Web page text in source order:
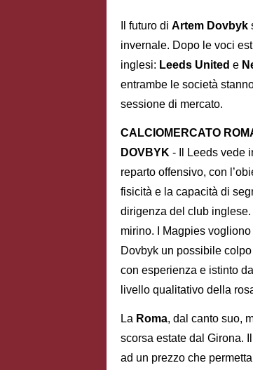
Il futuro di Artem Dovbyk
invernale. Dopo le voci
inglesi: Leeds United e
entrambe le società
sessione di mercato.
CALCIOMERCATO
DOVBYK - Il Leeds vede
reparto offensivo, con
fisicità e la capacità di
dirigenza del club inglese.
mirino. I Magpies
Dovbyk un possibile
con esperienza e istinto
livello qualitativo della
La Roma, dal canto suo,
scorsa estate dal Girona.
ad un prezzo che